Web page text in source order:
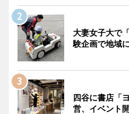
大妻女子大で
験企画で地域
四谷に書店「
営、イベント